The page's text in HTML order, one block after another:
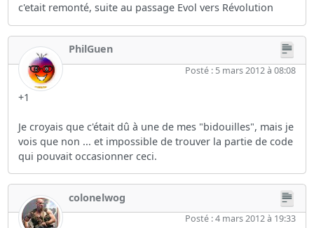
c'etait remonté, suite au passage Evol vers Révolution
PhilGuen
Posté : 5 mars 2012 à 08:08
+1
Je croyais que c'était dû à une de mes "bidouilles", mais je
vois que non ... et impossible de trouver la partie de code
qui pouvait occasionner ceci.
colonelwog
Posté : 4 mars 2012 à 19:33